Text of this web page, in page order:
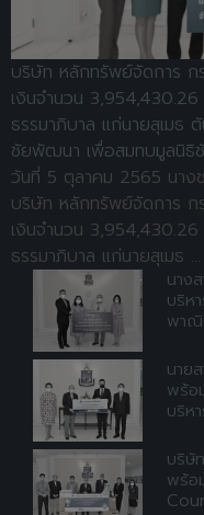
บริษัท หลักทรัพย์จัดการ ก
เงินจำนวน
ธรรมาภิบาล แก่นายสุเมธ
ชัยพัฒนา เพื่อสมทบมูลนิ
วันที่ 5 ตุลาคม 2565 นาง
บริษัท หลักทรัพย์จัดการ ก
เงินจำนวน
ธรรมาภิบาล แก่นายสุเมธ ...
นาง
บริห
พาณิ
นาย
พร้อ
บริห
บริษั
พร้อ